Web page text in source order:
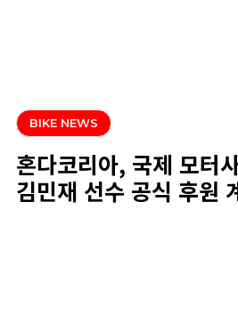
BIKE NEWS
혼다코리아, 국제 모터
김민재 선수 공식 후원